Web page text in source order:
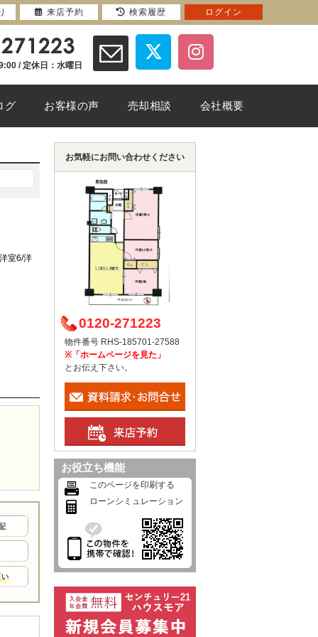
/ 定休日：水曜日
グ お客様の声 売却相談 会社概要
室6/洋
お気軽にお問い合わせください
0120-271223
物件番号 RHS-185701-27588
※「ホームページを見た」
とお伝え下さい。
お役立ち機能
このページを印刷する
ローンシミュレーション
来店予約 検索履歴 ログイン